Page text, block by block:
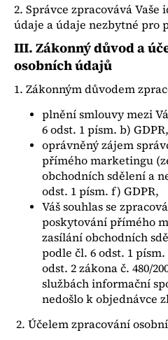
2. Správce zpracovává
údaje a údaje nezbytné pro
III. Zákonný důvod a
osobních údajů
1. Zákonným důvodem
plnění smlouvy mezi
6 odst. 1 písm. b) GDPR,
oprávněný zájem
přímého marketingu
obchodních sdělení a
odst. 1 písm. f) GDPR,
Váš souhlas se
poskytování přímého
zasílání obchodních
podle čl. 6 odst. 1 písm.
odst. 2 zákona č. 480/
službách informační
nedošlo k objednávce
2. Účelem zpracování
m
e
DLOUHÝ
NÁHRDELNÍK
Z
RUBÍNŮ
SPINELU
KŘÍŽKEM
AG925